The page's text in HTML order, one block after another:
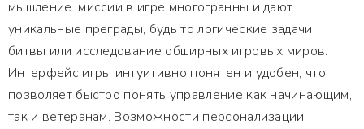
мышление. миссии в игре многогранны и дают
уникальные преграды, будь то логические задачи,
битвы или исследование обширных игровых миров.
Интерфейс игры интуитивно понятен и удобен, что
позволяет быстро понять управление как начинающим,
так и ветеранам. Возможности персонализации